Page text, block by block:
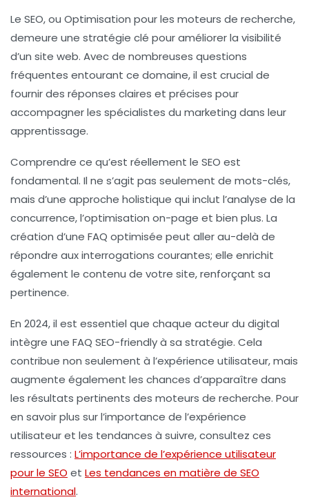
Le SEO, ou Optimisation pour les moteurs de recherche,
demeure une stratégie clé pour améliorer la visibilité
d’un site web. Avec de nombreuses questions
fréquentes entourant ce domaine, il est crucial de
fournir des réponses claires et précises pour
accompagner les spécialistes du marketing dans leur
apprentissage.
Comprendre ce qu’est réellement le SEO est
fondamental. Il ne s’agit pas seulement de mots-clés,
mais d’une approche holistique qui inclut l’analyse de la
concurrence, l’optimisation on-page et bien plus. La
création d’une FAQ optimisée peut aller au-delà de
répondre aux interrogations courantes; elle enrichit
également le contenu de votre site, renforçant sa
pertinence.
En 2024, il est essentiel que chaque acteur du digital
intègre une FAQ SEO-friendlyà sa stratégie. Cela
contribue non seulement à l’expérience utilisateur, mais
augmente également les chances d’apparaître dans
les résultats pertinents des moteurs de recherche. Pour
en savoir plus sur l’importance de l’expérience
utilisateuret les tendances à suivre, consultez ces
ressources : L’importance de l’expérience utilisateur
pour le SEO et Les tendances en matière de SEO
international.